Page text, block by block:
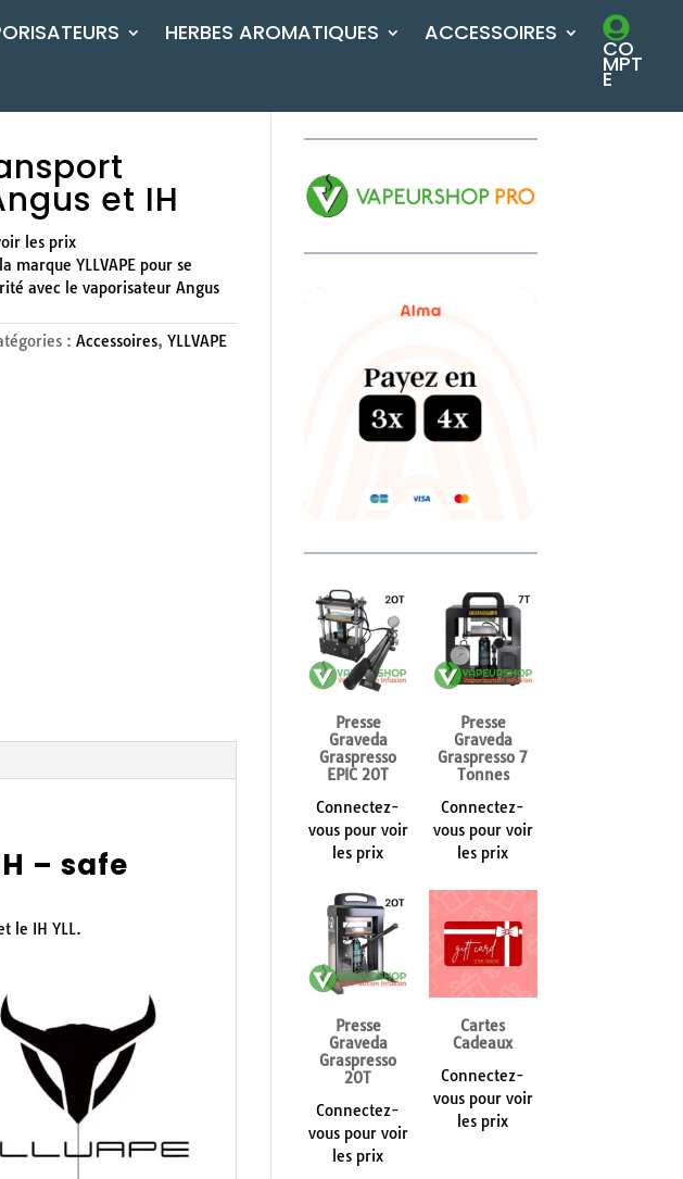
HERBES AROMATIQUES ACCESSOIRES
CO
MPT
E
et IH
les prix
marque YLLVAPE pour se
avec le vaporisateur Angus
:Accessoires,YLLVAPE
– safe
le IH YLL.
Presse
Graveda
Graspresso
EPIC 20T
Connectez-
vous pour voir
les prix
Presse
Graveda
Graspresso 7
Tonnes
Connectez-
vous pour voir
les prix
Presse
Graveda
Graspresso
20T
Connectez-
vous pour voir
les prix
Cartes
Cadeaux
Connectez-
vous pour voir
les prix